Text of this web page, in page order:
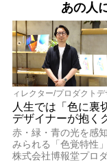
あの人
ィレクター/プロダクト
人生では「色に裏
デザイナーが抱く
赤・緑・青の光を感
みられる「色覚特性
株式会社博報堂プロ